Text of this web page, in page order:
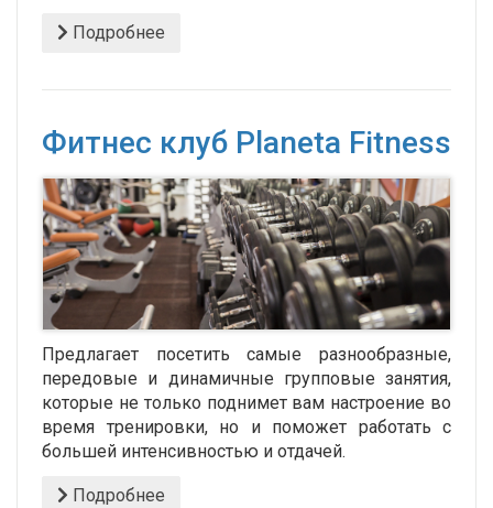
Подробнее
Фитнес клуб Planeta Fitness
Предлагает посетить самые разнообразные,
передовые и динамичные групповые занятия,
которые не только поднимет вам настроение во
время тренировки, но и поможет работать с
большей интенсивностью и отдачей.
Подробнее